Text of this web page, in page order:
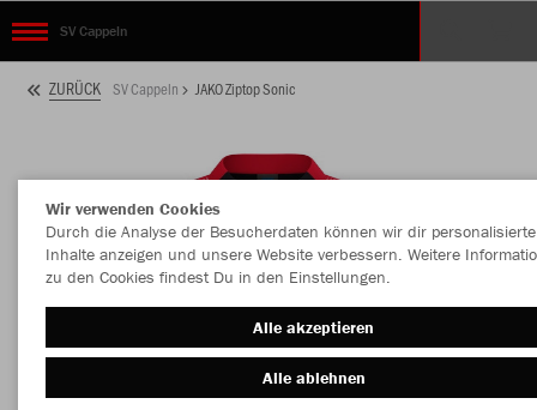
SV Cappeln
ZURÜCK SV Cappeln JAKO Ziptop Sonic
Wir verwenden Cookies
Durch die Analyse der Besucherdaten können wir dir personalisierte
Inhalte anzeigen und unsere Website verbessern. Weitere
zu den Cookies findest Du in den Einstellungen.
Alle akzeptieren
Alle ablehnen